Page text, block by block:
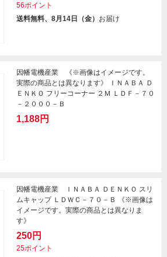
56ポイント
送料無料、8月14日（金） お届け
因幡電機産業 《※画像はイメージです。
実際の商品とは異なります》 ＩＮＡＢＡ Ｄ
ＥＮＫＯ フリーコーナー ２Ｍ ＬＤＦ－７０
－２０００－Ｂ
1,188円
因幡電機産業 ＩＮＡＢＡ ＤＥＮＫＯ スリ
ムキャップ ＬＤＷＣ－７０－Ｂ 《※画像は
イメージです。実際の商品とは異なりま
す》
250円
25ポイント